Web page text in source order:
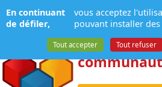
NPDS:
contenuet
Panneau de gestion des cookies
En continuant
de défiler,
vous acceptez
pouvant installer
Tout accepter Tout refuser